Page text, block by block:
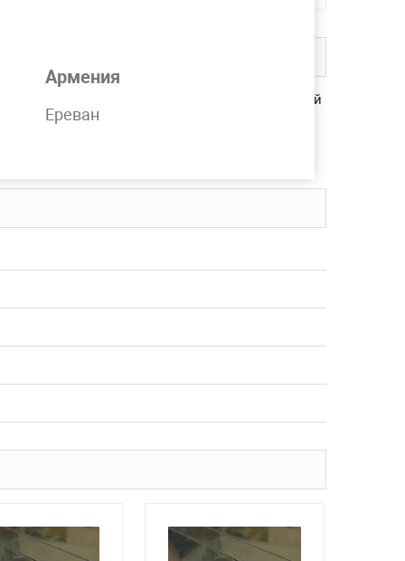
Армения
Ереван
шлифованный, полированный, зеркальный